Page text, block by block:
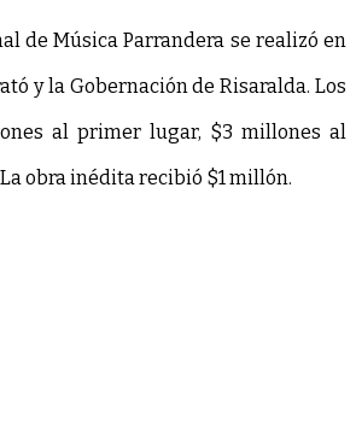
de Música Parrandera se realizó en
y la Gobernación de Risaralda. Los
al primer lugar, $3 millones al
obra inédita recibió $1 millón.